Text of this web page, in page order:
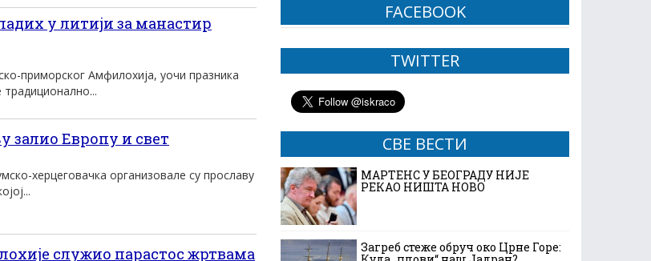
у литији за манастир
приморског Амфилохија, уочи празника
традиционално...
Европу и свет
херцеговачка организовале су прославу
служио парастос жртвама
FACEBOOK
TWITTER
СВЕ ВЕСТИ
МАРТЕНС У БЕОГРАДУ НИЈЕ
РЕКАО НИШТА НОВО
Загреб стеже обруч око Црне Горе: